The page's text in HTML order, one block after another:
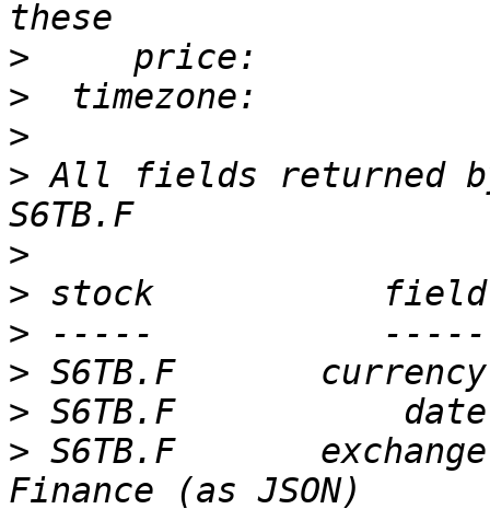
>
>
>
> All fields returned
>
>
>
>
>
> S6TB.F